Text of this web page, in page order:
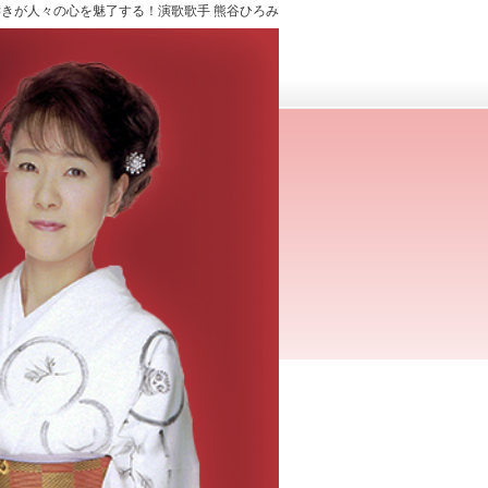
が人々の心を魅了する！演歌歌手 熊谷ひろみ